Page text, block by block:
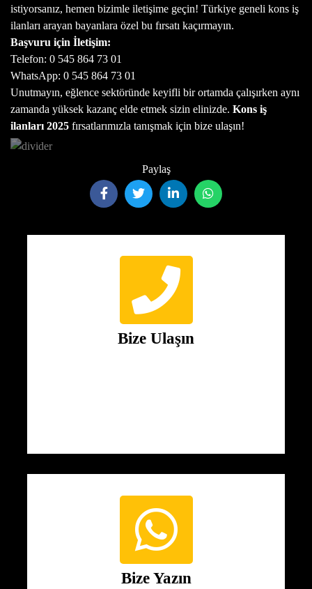
istiyorsanız, hemen bizimle iletişime geçin! Türkiye geneli kons iş
ilanları arayan bayanlara özel bu fırsatı kaçırmayın.
Başvuru için İletişim:
Telefon: 0 545 864 73 01
WhatsApp: 0 545 864 73 01
Unutmayın, eğlence sektöründe keyifli bir ortamda çalışırken aynı
zamanda yüksek kazanç elde etmek sizin elinizde. Kons iş
ilanları 2025 fırsatlarımızla tanışmak için bize ulaşın!
Paylaş
Bize Ulaşın
Bize Yazın